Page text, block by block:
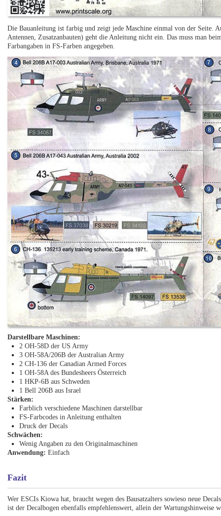
Die Bauanleitung ist farbig und zeigt jede Maschine einmal von der Seite.
Antennen, Zusatzanbauten) geht die Anleitung nicht ein. Das muss man
Farbangaben in FS-Farben angegeben.
Darstellbare Maschinen:
2 OH-58D der US Army
3 OH-58A/206B der Australian Army
2 CH-136 der Canadian Armed Forces
1 OH-58A des Bundesheers Österreich
1 HKP-6B aus Schweden
1 Bell 206B aus Israel
Stärken:
Farblich verschiedene Maschinen darstellbar
FS-Farbcodes in Anleitung enthalten
Druck der Decals
Schwächen:
Wenig Angaben zu den Originalmaschinen
Anwendung:Einfach
Fazit
Wer ESCIs Kiowa hat, braucht wegen des Bausatzalters sowieso neue
ist der Decalbogen ebenfalls empfehlenswert, allein der Wartungshinweise